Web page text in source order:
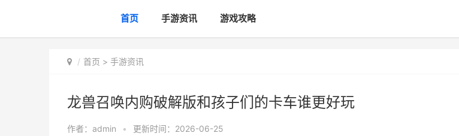
首页 手游资讯 游戏攻略
首页 > 手游资讯
龙兽召唤内购破解版和孩子们的卡车谁更好玩
作者： admin • 更新时间：2026-06-25